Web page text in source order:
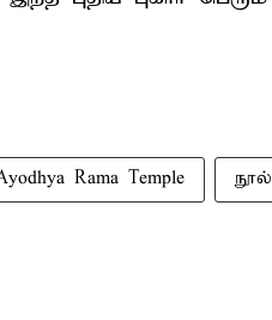
Rama Temple நூல்